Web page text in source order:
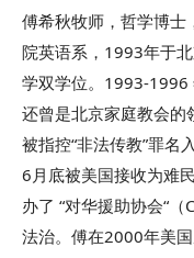
傅希秋牧师，哲学博
院英语系，1993年于
学双学位。1993-1996
还曾是北京家庭教会
被指控“非法传教”罪名
6月底被美国接收为难
办了 “对华援助协会“
法治。傅在2000年美